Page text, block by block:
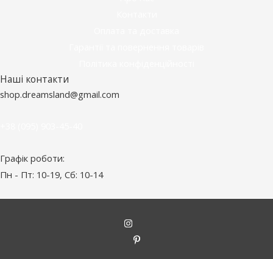
Наші контакти
shop.dreamsland@gmail.com
Графік роботи:
Пн - Пт: 10-19, Сб: 10-14